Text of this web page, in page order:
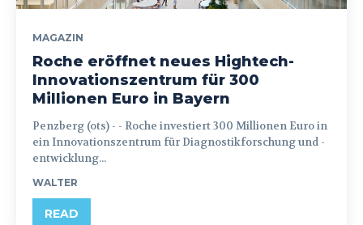
MAGAZIN
Roche eröffnet neues Hightech-
Innovationszentrum für 300
Millionen Euro in Bayern
Penzberg (ots) - - Roche investiert 300 Millionen Euro in
ein Innovationszentrum für Diagnostikforschung und -
entwicklung...
WALTER
READ